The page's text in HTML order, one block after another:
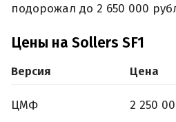
подорожал до 2 650 000
Цены на Sollers SF1
Версия Цена
ЦМФ 2 250